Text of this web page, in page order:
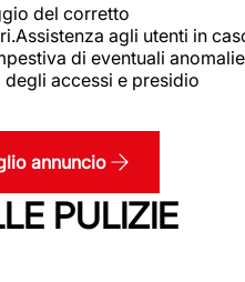
del corretto
agli utenti in
di eventuali anomalie
accessi e presidio
annuncio
PULIZIE